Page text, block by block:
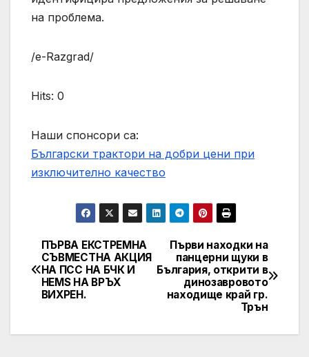
на проблема.
/e-Razgrad/
Hits: 0
Наши спонсори са:
Български трактори на добри цени при
изключително качество
Post
navigation
Първи находки на
панцерни щуки в
България, открити в
динозавровото
находище край гр.
Трън
ПЪРВА ЕКСТРЕМНА
СЪВМЕСТНА АКЦИЯ
НА ПСС НА БЧК И
HEMS НА ВРЪХ
ВИХРЕН.